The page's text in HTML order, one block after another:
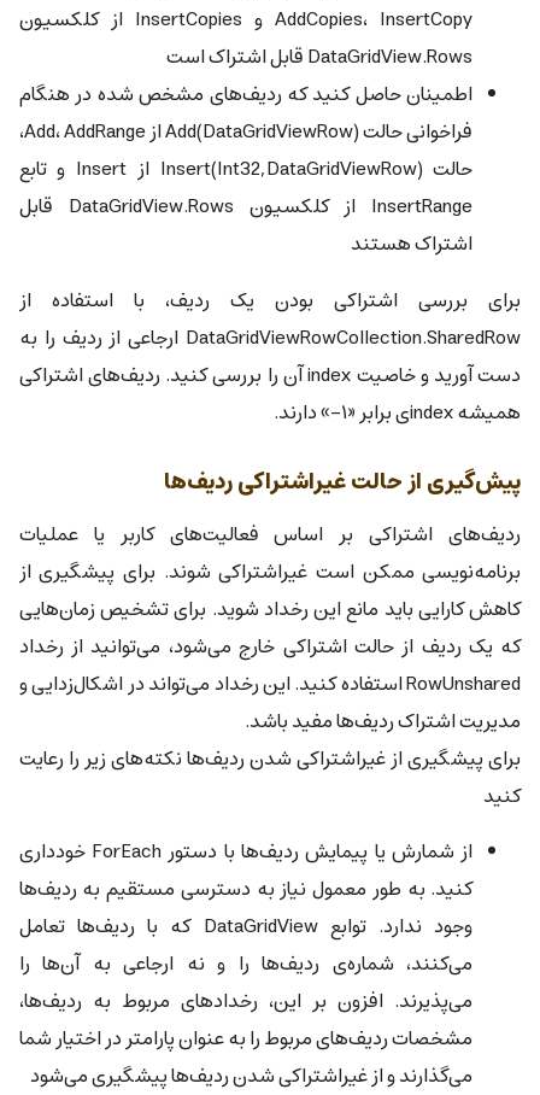
AddCopies، InsertCopy و InsertCopies از کلکسیون
DataGridView.Rows قابل اشتراک است
اطمینان حاصل کنید که ردیف‌های مشخص شده در هنگام
فراخوانی حالت Add(DataGridViewRow)‎ از Add، AddRange،
حالت Insert(Int32,DataGridViewRow)‎ از Insert و تابع
InsertRange از کلکسیون DataGridView.Rows قابل
اشتراک هستند
برای بررسی اشتراکی بودن یک ردیف، با استفاده از
DataGridViewRowCollection.SharedRow ارجاعی از ردیف را به
دست آورید و خاصیت index آن را بررسی کنید. ردیف‌های اشتراکی
همیشه indexی برابر «۱-» دارند.
پیش‌گیری از حالت غیراشتراکی ردیف‌ها
ردیف‌های اشتراکی بر اساس فعالیت‌های کاربر یا عملیات
برنامه‌نویسی ممکن است غیراشتراکی شوند. برای پیشگیری از
کاهش کارایی باید مانع این رخداد شوید. برای تشخیص زمان‌هایی
که یک ردیف از حالت اشتراکی خارج می‌شود، می‌توانید از رخداد
RowUnshared استفاده کنید. این رخداد می‌تواند در اشکال‌زدایی و
مدیریت اشتراک ردیف‌ها مفید باشد.
برای پیشگیری از غیراشتراکی شدن ردیف‌ها نکته‌های زیر را رعایت
کنید
از شمارش یا پیمایش ردیف‌ها با دستور ForEach خودداری
کنید. به طور معمول نیاز به دسترسی مستقیم به ردیف‌ها
وجود ندارد. توابع DataGridView که با ردیف‌ها تعامل
می‌کنند، شماره‌ی ردیف‌ها را و نه ارجاعی به آن‌ها را
می‌پذیرند. افزون بر این، رخدادهای مربوط به ردیف‌ها،
مشخصات ردیف‌های مربوط را به عنوان پارامتر در اختیار شما
می‌گذارند و از غیراشتراکی شدن ردیف‌ها پیشگیری می‌شود